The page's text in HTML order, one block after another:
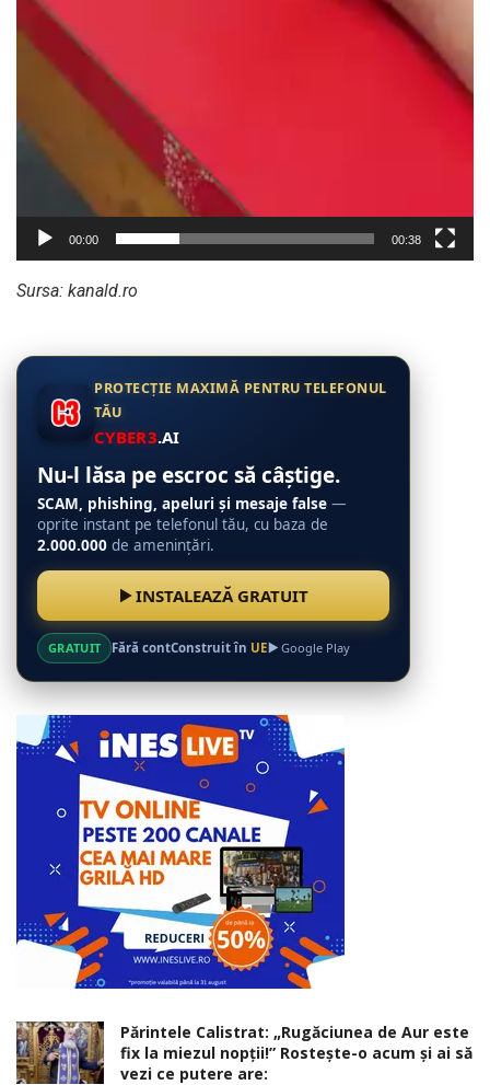
00:00 00:38
Sursa: kanald.ro
PROTECȚIE MAXIMĂ PENTRU TELEFONUL
TĂU
CYBER3.AI
Nu-l lăsa pe escroc să câștige.
SCAM, phishing, apeluri și mesaje false —
oprite instant pe telefonul tău, cu baza de
2.000.000 de amenințări.
INSTALEAZĂ GRATUIT
GRATUIT Fără contConstruit în UE Google Play
Părintele Calistrat: „Rugăciunea de Aur este
fix la miezul nopţii!” Rosteşte-o acum şi ai să
vezi ce putere are: